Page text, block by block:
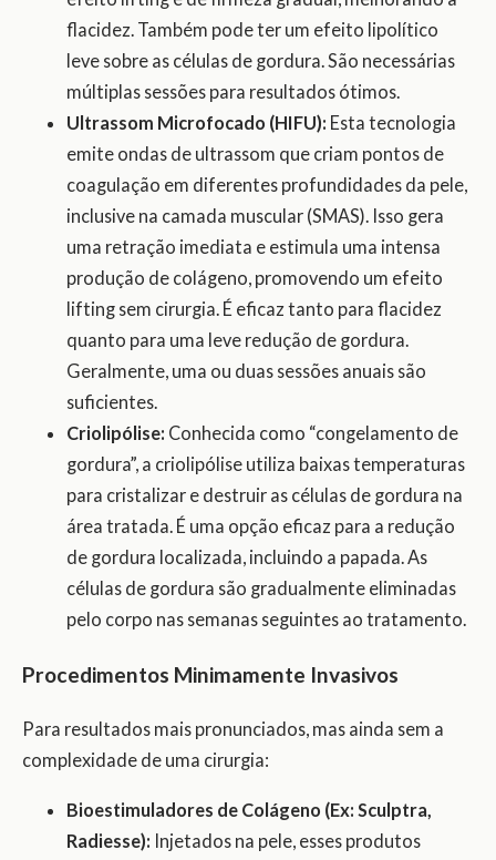
flacidez. Também pode ter um efeito lipolítico
leve sobre as células de gordura. São necessárias
múltiplas sessões para resultados ótimos.
Ultrassom Microfocado (HIFU): Esta tecnologia
emite ondas de ultrassom que criam pontos de
coagulação em diferentes profundidades da pele,
inclusive na camada muscular (SMAS). Isso gera
uma retração imediata e estimula uma intensa
produção de colágeno, promovendo um efeito
lifting sem cirurgia. É eficaz tanto para flacidez
quanto para uma leve redução de gordura.
Geralmente, uma ou duas sessões anuais são
suficientes.
Criolipólise: Conhecida como “congelamento de
gordura”, a criolipólise utiliza baixas temperaturas
para cristalizar e destruir as células de gordura na
área tratada. É uma opção eficaz para a redução
de gordura localizada, incluindo a papada. As
células de gordura são gradualmente eliminadas
pelo corpo nas semanas seguintes ao tratamento.
Procedimentos Minimamente Invasivos
Para resultados mais pronunciados, mas ainda sem a
complexidade de uma cirurgia:
Bioestimuladores de Colágeno (Ex: Sculptra,
Radiesse): Injetados na pele, esses produtos